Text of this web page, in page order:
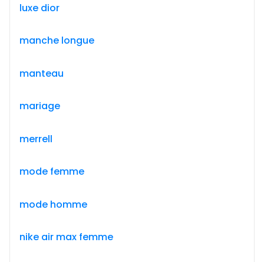
luxe dior
manche longue
manteau
mariage
merrell
mode femme
mode homme
nike air max femme